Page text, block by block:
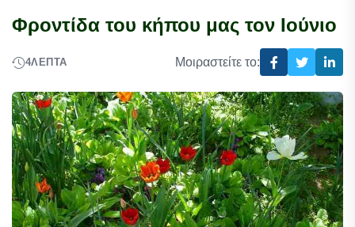
Φροντίδα του κήπου μας τον Ιούνιο
4ΛΕΠΤΆ Μοιραστείτε το: